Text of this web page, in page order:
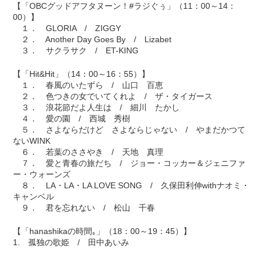
【「OBCグッドアフタヌーン！#ラジぐぅ」（11：00～14：
00）】
１． GLORIA / ZIGGY
２． Another Day Goes By / Lizabet
３． サクラサク / ET-KING
【「Hit&Hit」（14：00～16：55）】
１． 春風のいたずら / 山口 百恵
２． 色つきの女でいてくれよ / ザ・タイガース
３． 浪花節だよ人生は / 細川 たかし
４． 愛の園 / 西城 秀樹
５． さよならだけど さよならじゃない / やまだかつて
ないWINK
６． 若葉のささやき / 天地 真理
７． 愛と青春の旅だち / ジョー・コッカー＆ジェニファ
ー・ウォーンズ
８． LA・LA・LA LOVE SONG / 久保田利伸withナオミ・
キャンベル
９． 君を忘れない / 松山 千春
【「hanashikaの時間｡」（18：00～19：45）】
1. 孤独の歌姫 / 田中あいみ